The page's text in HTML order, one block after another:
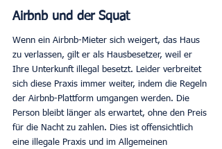
Airbnb und der Squat
Wenn ein Airbnb-Mieter sich weigert, das Haus
zu verlassen, gilt er als Hausbesetzer, weil er
Ihre Unterkunft illegal besetzt. Leider verbreitet
sich diese Praxis immer weiter, indem die Regeln
der Airbnb-Plattform umgangen werden. Die
Person bleibt länger als erwartet, ohne den Preis
für die Nacht zu zahlen. Dies ist offensichtlich
eine illegale Praxis und im Allgemeinen